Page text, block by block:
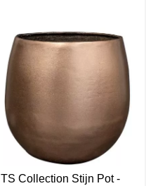
TS Collection Stijn Pot -